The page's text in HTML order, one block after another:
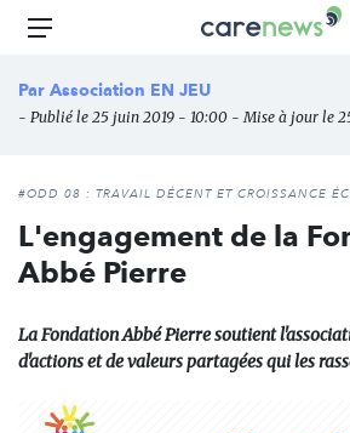
Aller
principal
Carenews,
média
des
l'engagement
Menu
Par Association EN JEU
- Publié le 25 juin 2019 - 10:00 - Mise à jour le
#ODD 08 : TRAVAIL DÉCENT ET CROISSANCE
L'engagement de la
Abbé Pierre
La Fondation Abbé Pierre soutient
d'actions et de valeurs partagées qui les